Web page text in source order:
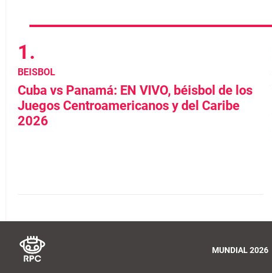
BEISBOL
Cuba vs Panamá: EN VIVO, béisbol de los
Juegos Centroamericanos y del Caribe
2026
MUNDIAL 2026